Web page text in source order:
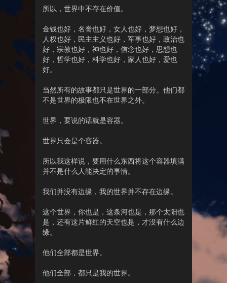
所以，世界中不存在价值。
金钱也好，名誉也好，女人也好，梦想也好，
人权也好，民主主义也好，军事也好，政治也
好，宗教也好，神也好，信念也好，思想也
好，哲学也好，科学也好，家人也好，爱也
好。
当然所有的故事都只是世界的一部分。他们都
不是世界的极限也不在世界之外。
世界，要说的话就是容器。
世界只会是个容器。
所以我这样说，要用什么东西将这个容器填满
并不是什么人能决定的事情。
我们并没有边缘，我的世界并不存在边缘。
这个世界，你也是，这条河也是，那个太阳也
是，还有这片鲜红的天空也是，才没有什么边
缘。
他们全部都是世界。
他们全部，都只是我的世界。